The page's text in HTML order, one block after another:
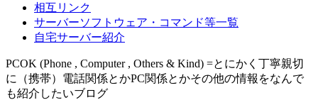
相互リンク
サーバーソフトウェア・コマンド等一覧
自宅サーバー紹介
PCOK (Phone , Computer , Others & Kind) =とにかく丁寧親切
に（携帯）電話関係とかPC関係とかその他の情報をなんで
も紹介したいブログ